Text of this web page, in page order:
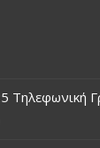
Τηλεφωνική